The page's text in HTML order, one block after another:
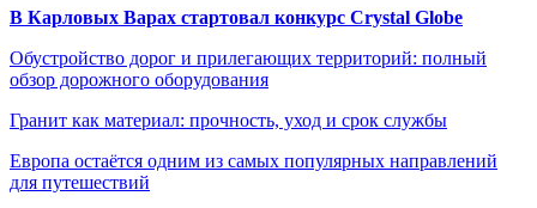
В Карловых Варах стартовал конкурс Crystal Globe
Обустройство дорог и прилегающих территорий: полный
обзор дорожного оборудования
Гранит как материал: прочность, уход и срок службы
Европа остаётся одним из самых популярных направлений
для путешествий